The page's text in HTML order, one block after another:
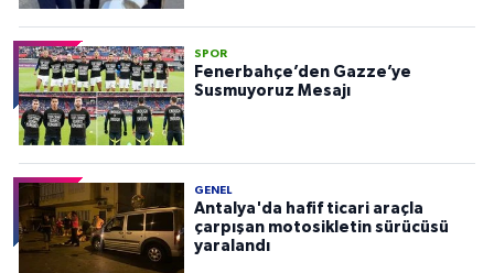
SPOR
Fenerbahçe’den Gazze’ye
Susmuyoruz Mesajı
GENEL
Antalya'da hafif ticari araçla
çarpışan motosikletin sürücüsü
yaralandı